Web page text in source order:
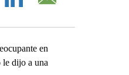
en
le dijo a una